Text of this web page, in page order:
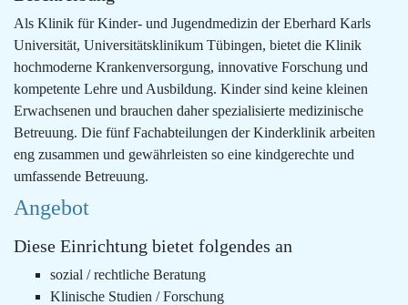
Als Klinik für Kinder- und Jugendmedizin der Eberhard Karls
Universität, Universitätsklinikum Tübingen, bietet die Klinik
hochmoderne Krankenversorgung, innovative Forschung und
kompetente Lehre und Ausbildung. Kinder sind keine kleinen
Erwachsenen und brauchen daher spezialisierte medizinische
Betreuung. Die fünf Fachabteilungen der Kinderklinik arbeiten
eng zusammen und gewährleisten so eine kindgerechte und
umfassende Betreuung.
Angebot
Diese Einrichtung bietet folgendes an
sozial / rechtliche Beratung
Klinische Studien / Forschung